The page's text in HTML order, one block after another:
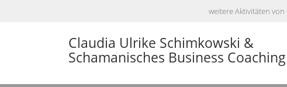
weitere Aktivitäten von
Claudia Ulrike Schimkowski &
Schamanisches Business Coaching